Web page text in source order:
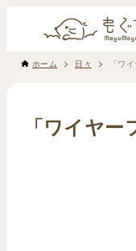
ホーム 日々 「ワ
「ワイヤ